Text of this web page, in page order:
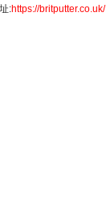
:https://britputter.co.uk/